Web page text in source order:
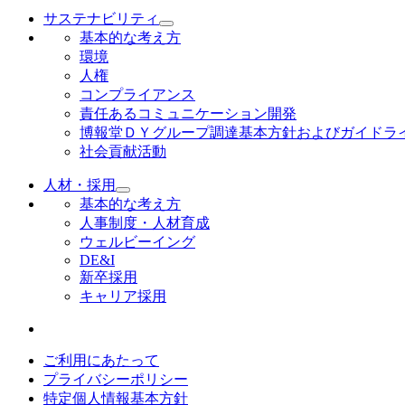
サステナビリティ
基本的な考え方
環境
人権
コンプライアンス
責任あるコミュニケーション開発
博報堂ＤＹグループ調達基本方針およびガイドラ
社会貢献活動
人材・採用
基本的な考え方
人事制度・人材育成
ウェルビーイング
DE&I
新卒採用
キャリア採用
ご利用にあたって
プライバシーポリシー
特定個人情報基本方針